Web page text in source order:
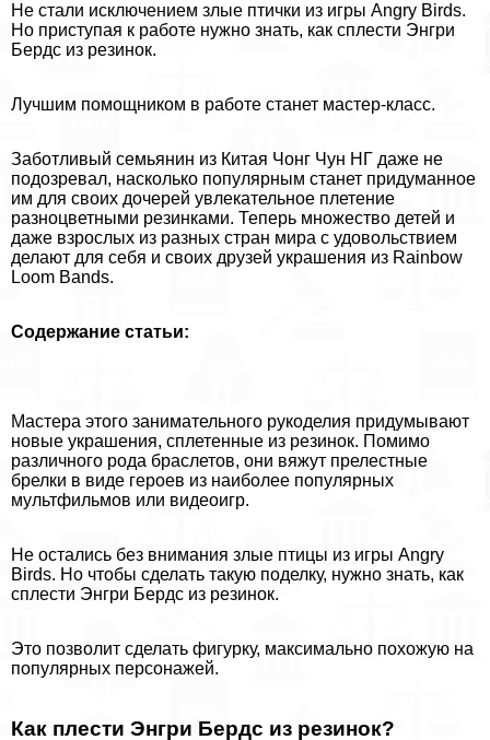
Не стали исключением злые птички из игры Angry Birds.
Но приступая к работе нужно знать, как сплести Энгри
Бердс из резинок.
Лучшим помощником в работе станет мастер-класс.
Заботливый семьянин из Китая Чонг Чун НГ даже не
подозревал, насколько популярным станет придуманное
им для своих дочерей увлекательное плетение
разноцветными резинками. Теперь множество детей и
даже взрослых из разных стран мира с удовольствием
делают для себя и своих друзей украшения из Rainbow
Loom Bands.
Содержание статьи:
Мастера этого занимательного рукоделия придумывают
новые украшения, сплетенные из резинок. Помимо
различного рода браслетов, они вяжут прелестные
брелки в виде героев из наиболее популярных
мультфильмов или видеоигр.
Не остались без внимания злые птицы из игры Angry
Birds. Но чтобы сделать такую поделку, нужно знать, как
сплести Энгри Бердс из резинок.
Это позволит сделать фигурку, максимально похожую на
популярных персонажей.
Как плести Энгри Бердс из резинок?